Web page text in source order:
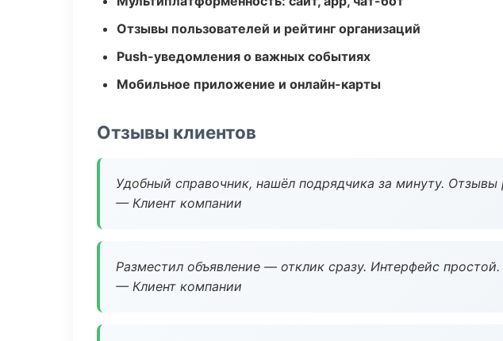
Отзывы пользователей и рейтинг организаций
Push-уведомления о важных событиях
Мобильное приложение и онлайн-карты
Отзывы клиентов
Удобный справочник, нашёл подрядчика за минуту. Отзывы
— Клиент компании
Разместил объявление — отклик сразу. Интерфейс простой.
— Клиент компании